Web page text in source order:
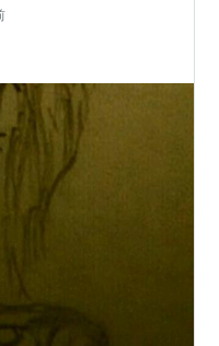
プリ受賞団体 津ぎょ